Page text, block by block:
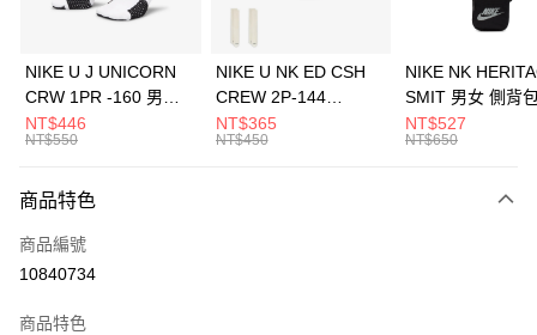
上海商業儲蓄銀行
元大商業銀行
台灣樂天信用卡公司
Apple Pay
全盈+PAY
AFTEE先享後付
【關於「AFTEE先享後付」】
便利好安心！
１．簡單：不需註冊會員、不需綁卡、不需儲值。
運送方式
7-11取貨(快速到店)
NIKE U J UNICORN
CRW 1PR -160 男女
中統襪 FZ3393100
NT$446
NT$550
NIKE U NK ED CSH
CREW 2P-144
EMBRDY 男女 短統襪
FZ3073133
NT$365
NT$450
NIKE NK
SMIT 男女 側背
BA5871010
NT$527
NT$650
商品特色
商品編號
10840734
商品特色